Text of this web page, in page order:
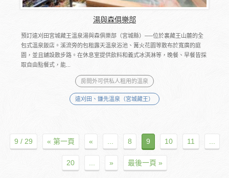
湯與森俱樂部
預訂遠刈田宮城藏王溫泉湯與森俱樂部（宮城縣）──位於裏藏王山麓的全
包式溫泉飯店。溪流旁的包租露天溫泉浴池、篝火花園等散布於寬廣的庭
園，並且舖設散步路。在休息室提供飲料和義式冰淇淋等，晚餐、早餐皆採
取自由點餐式，能...
房間外可供私人租用的溫泉
遠刈田、鎌先溫泉（宮城藏王）
9 / 29 « 第一頁 « ... 8 9 10 11 ...
20 ... » 最後一頁 »